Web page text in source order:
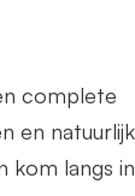
complete
en
kom langs